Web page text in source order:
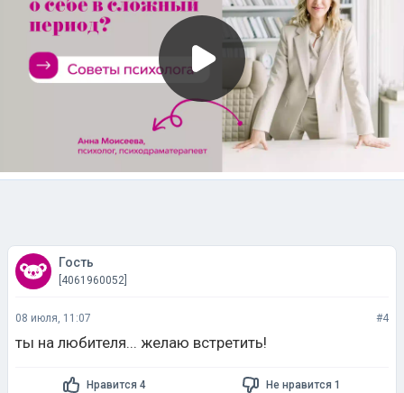
Гость
[4061960052]
08 июля, 11:07 #4
ты на любителя... желаю встретить!
Нравится 4 Не нравится 1